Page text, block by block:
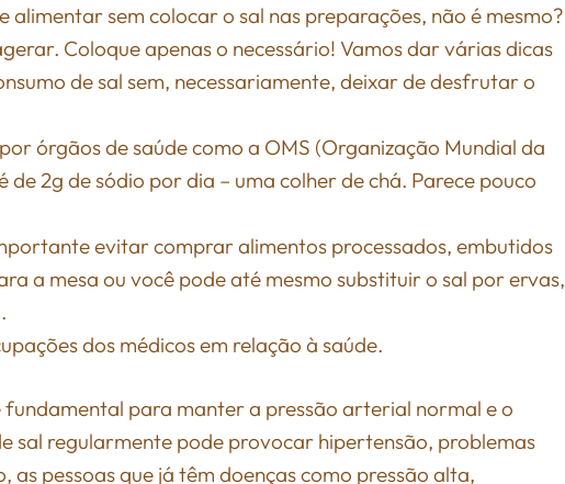
alimentar sem colocar o sal nas preparações, não é mesmo?
Coloque apenas o necessário! Vamos dar várias dicas
de sal sem, necessariamente, deixar de desfrutar o
órgãos de saúde como a OMS (Organização Mundial da
de 2g de sódio por dia – uma colher de chá. Parece pouco
evitar comprar alimentos processados, embutidos
a mesa ou você pode até mesmo substituir o sal por ervas,
dos médicos em relação à saúde.
para manter a pressão arterial normal e o
sal regularmente pode provocar hipertensão, problemas
pessoas que já têm doenças como pressão alta,